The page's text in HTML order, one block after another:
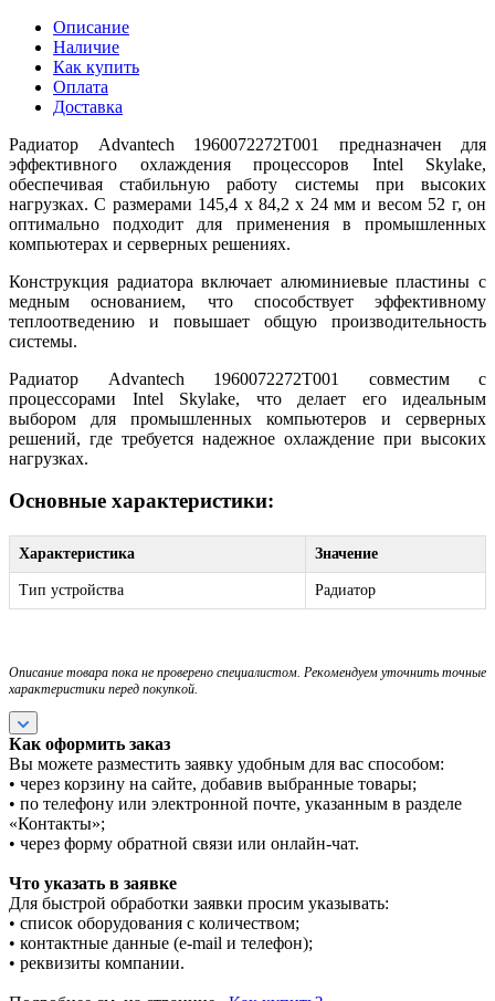
Описание
Наличие
Как купить
Оплата
Доставка
Радиатор Advantech 1960072272T001 предназначен для
эффективного охлаждения процессоров Intel Skylake,
обеспечивая стабильную работу системы при высоких
нагрузках. С размерами 145,4 x 84,2 x 24 мм и весом 52 г, он
оптимально подходит для применения в промышленных
компьютерах и серверных решениях.
Конструкция радиатора включает алюминиевые пластины с
медным основанием, что способствует эффективному
теплоотведению и повышает общую производительность
системы.
Радиатор Advantech 1960072272T001 совместим с
процессорами Intel Skylake, что делает его идеальным
выбором для промышленных компьютеров и серверных
решений, где требуется надежное охлаждение при высоких
нагрузках.
Основные характеристики:
Характеристика Значение
Тип устройства Радиатор
Описание товара пока не проверено специалистом. Рекомендуем уточнить точные
характеристики перед покупкой.
Как оформить заказ
Вы можете разместить заявку удобным для вас способом:
• через корзину на сайте, добавив выбранные товары;
• по телефону или электронной почте, указанным в разделе
«Контакты»;
• через форму обратной связи или онлайн-чат.
Что указать в заявке
Для быстрой обработки заявки просим указывать:
• список оборудования с количеством;
• контактные данные (e-mail и телефон);
• реквизиты компании.